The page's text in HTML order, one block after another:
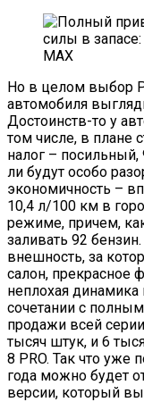
Но в целом выбор
автомобиля
Достоинств-то у
том числе, в плане
налог – посильный,
ли будут особо
экономичность –
10,4 л/100 км в
режиме, причем,
заливать 92
внешность, за
салон, прекрасное
неплохая динамика
сочетании с
продажи всей
тысяч штук, и 6
8 PRO. Так что уже
года можно будет
версии, который